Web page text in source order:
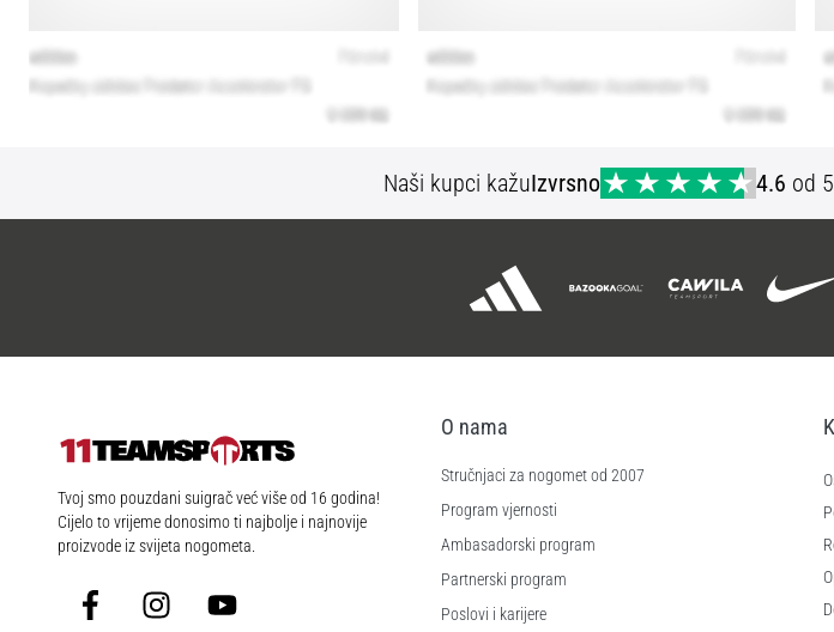
Naši kupci kažuIzvrsno 4.6 od
11teamsports.hr
Tvoj smo pouzdani suigrač već više od 16 godina!
Cijelo to vrijeme donosimo ti najbolje i najnovije
proizvode iz svijeta nogometa.
FacebookInstagramYouTube
O nama
Stručnjaci za nogomet od 2007
Program vjernosti
Ambasadorski program
Partnerski program
Poslovi i karijere